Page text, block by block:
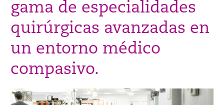
gama de especialidades
quirúrgicas avanzadas en
un entorno médico
compasivo.